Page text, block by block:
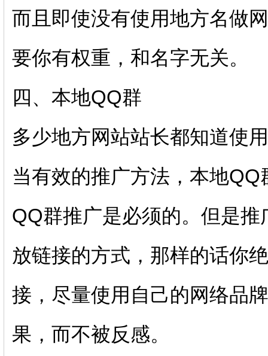
而且即使没有使用地方名做
要你有权重，和名字无关。
四、本地QQ群
多少地方网站站长都知道使
当有效的推广方法，本地
QQ群推广是必须的。但是
放链接的方式，那样的话你
接，尽量使用自己的网络品
果，而不被反感。